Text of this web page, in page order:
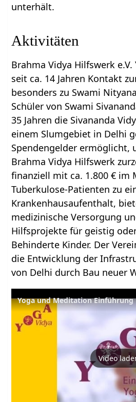
unterhält.
Aktivitäten
Brahma Vidya Hilfswerk
seit ca. 14 Jahren Kontakt
besonders zu Swami
Schüler von Swami
35 Jahren die Sivananda
einem Slumgebiet in Delhi
Spendengelder ermöglicht,
Brahma Vidya Hilfswerk
finanziell mit ca. 1.800 € im
Tuberkulose-Patienten zu
Krankenhausaufenthalt,
medizinische Versorgung
Hilfsprojekte für geistig
Behinderte Kinder. Der
die Entwicklung der
von Delhi durch Bau neuer
Yoga und Meditation Einführung
Video